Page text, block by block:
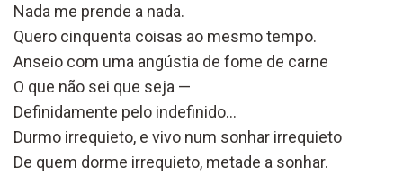
Nada me prende a nada.
Quero cinquenta coisas ao mesmo tempo.
Anseio com uma angústia de fome de carne
O que não sei que seja —
Definidamente pelo indefinido…
Durmo irrequieto, e vivo num sonhar irrequieto
De quem dorme irrequieto, metade a sonhar.